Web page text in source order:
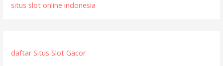
situs slot online indonesia
daftar Situs Slot Gacor